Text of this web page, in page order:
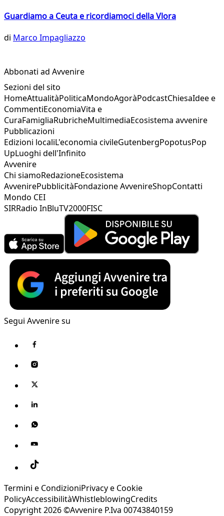
Guardiamo a Ceuta e ricordiamoci della Vlora
di Marco Impagliazzo
Abbonati ad Avvenire
Sezioni del sito
HomeAttualitàPoliticaMondoAgoràPodcastChiesaIdee e
CommentiEconomiaVita e
CuraFamigliaRubricheMultimediaEcosistema avvenire
Pubblicazioni
Edizioni localiL'economia civileGutenbergPopotusPop
UpLuoghi dell'Infinito
Avvenire
Chi siamoRedazioneEcosistema
AvvenirePubblicitàFondazione AvvenireShopContatti
Mondo CEI
SIRRadio InBluTV2000FISC
Segui Avvenire su
Termini e CondizioniPrivacy e Cookie
PolicyAccessibilitàWhistleblowingCredits
Copyright 2026 ©Avvenire P.Iva 00743840159